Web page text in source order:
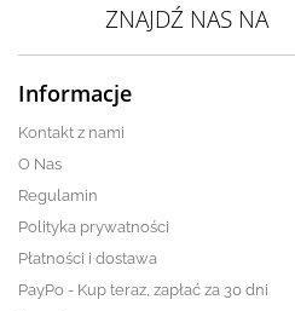
ZNAJDŹ NAS NA
Informacje
Kontakt z nami
O Nas
Regulamin
Polityka prywatności
Płatności i dostawa
PayPo - Kup teraz, zapłać za 30 dni